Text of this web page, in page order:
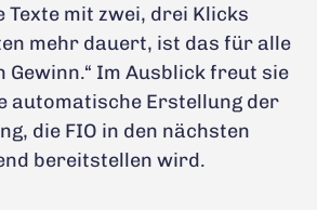
Texte mit zwei, drei Klicks
mehr dauert, ist das für alle
Gewinn.“ Im Ausblick freut sie
automatische Erstellung der
die FIO in den nächsten
bereitstellen wird.